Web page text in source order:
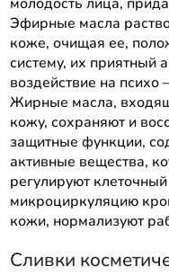
Эфирные масла
коже, очищая ее,
систему, их приятный
воздействие на психо
Жирные масла,
кожу, сохраняют и
защитные функции,
активные вещества,
регулируют
микроциркуляцию
кожи, нормализуют
Сливки